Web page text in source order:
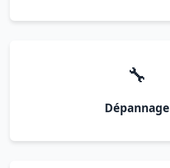
🔧
Dépannage